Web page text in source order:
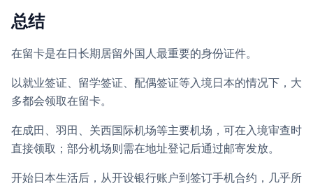
总结
在留卡是在日长期居留外国人最重要的身份证件。
以就业签证、留学签证、配偶签证等入境日本的情况下，大
多都会领取在留卡。
在成田、羽田、关西国际机场等主要机场，可在入境审查时
直接领取；部分机场则需在地址登记后通过邮寄发放。
开始日本生活后，从开设银行账户到签订手机合约，几乎所